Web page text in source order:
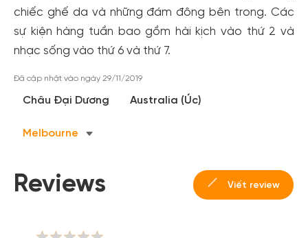
chiếc ghế da và những đám đông bên trong. Các
sự kiện hàng tuần bao gồm hài kịch vào thứ 2 và
nhạc sống vào thứ 6 và thứ 7.
Đã cập nhật vào ngày 29/11/2019
Châu Đại Dương Australia (Úc)
Melbourne
Reviews Viết review
Tạo tài khoản nhanh - nhận nhiều ưu
đãi!
dành cho thành viên đến từ các đối tác của Gody.vn dành
Hoặc đăng nhập bằng